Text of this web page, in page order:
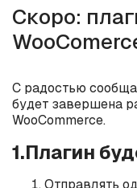
Скоро:
С радостью
будет завершена
WooCommerce.
1.Плагин
Отправлять